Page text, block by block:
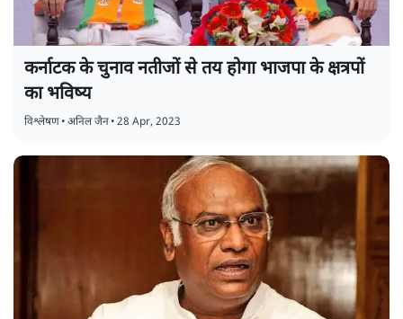
कर्नाटक के चुनाव नतीजों से तय होगा भाजपा के क्षत्रपों
का भविष्य
विश्लेषण•अनिल जैन•28 Apr, 2023